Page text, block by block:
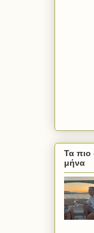
Τα πιο
μήνα